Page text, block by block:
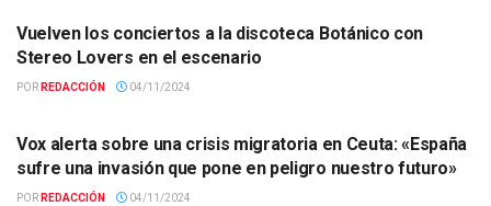
Vuelven los conciertos a la discoteca Botánico con
Stereo Lovers en el escenario
POR REDACCIÓN 04/11/2024
Vox alerta sobre una crisis migratoria en Ceuta: «España
sufre una invasión que pone en peligro nuestro futuro»
POR REDACCIÓN 04/11/2024